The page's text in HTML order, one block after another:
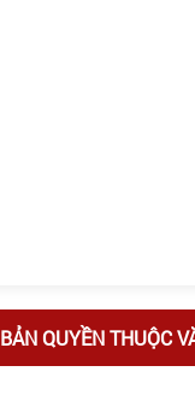
BẢN QUYỀN THUỘC